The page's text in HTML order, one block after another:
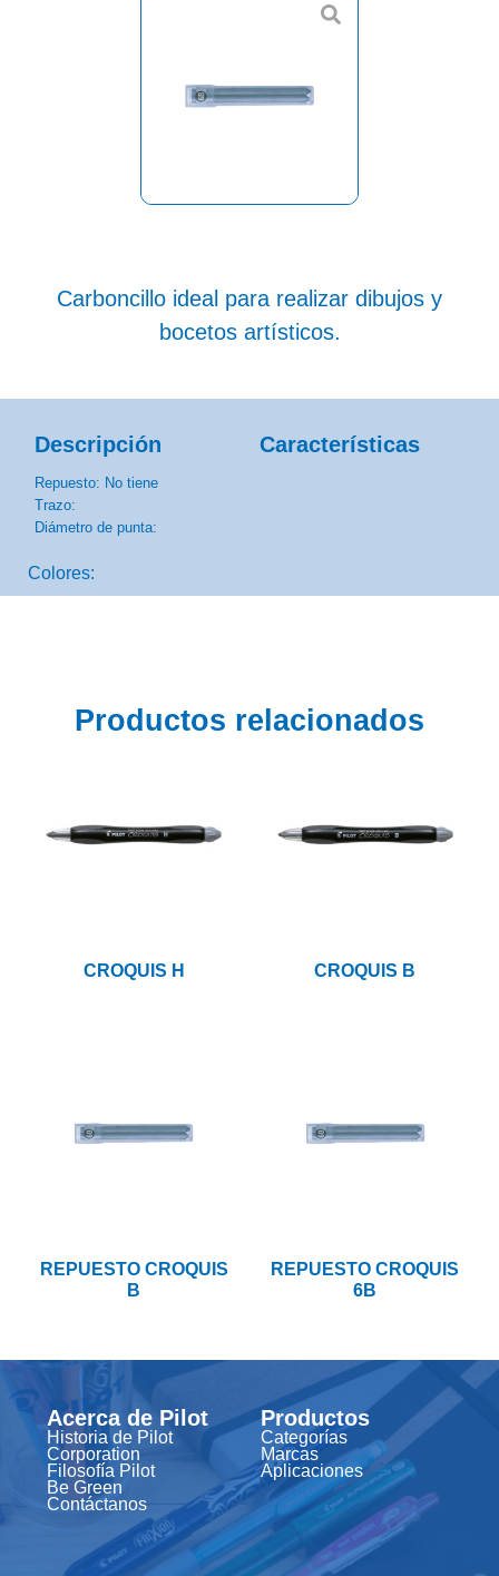
Carboncillo ideal para realizar dibujos y
bocetos artísticos.
Descripción
Repuesto: No tiene
Trazo:
Diámetro de punta:
Características
Colores:
Productos relacionados
CROQUIS H CROQUIS B
REPUESTO CROQUIS
B
REPUESTO CROQUIS
6B
Acerca de Pilot
Historia de Pilot
Corporation
Filosofía Pilot
Be Green
Contáctanos
Productos
Categorías
Marcas
Aplicaciones